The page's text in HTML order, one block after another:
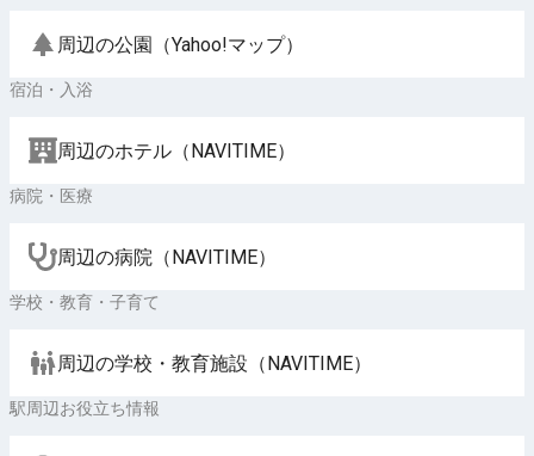
周辺の公園（Yahoo!マップ）
宿泊・入浴
周辺のホテル（NAVITIME）
病院・医療
周辺の病院（NAVITIME）
学校・教育・子育て
周辺の学校・教育施設（NAVITIME）
駅周辺お役立ち情報